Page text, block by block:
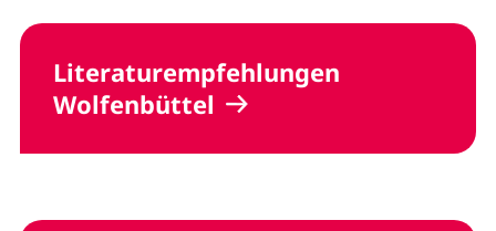
Literaturempfehlungen
Wolfenbüttel